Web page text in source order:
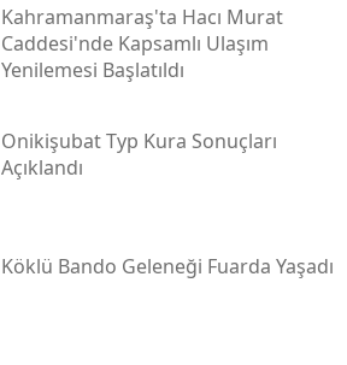
Kahramanmaraş'ta Hacı Murat
Caddesi'nde Kapsamlı Ulaşım
Yenilemesi Başlatıldı
Onikişubat Typ Kura Sonuçları
Açıklandı
Köklü Bando Geleneği Fuarda Yaşadı